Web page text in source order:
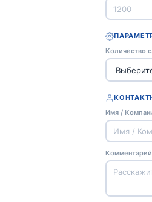
Количество
Имя /
Комментарий